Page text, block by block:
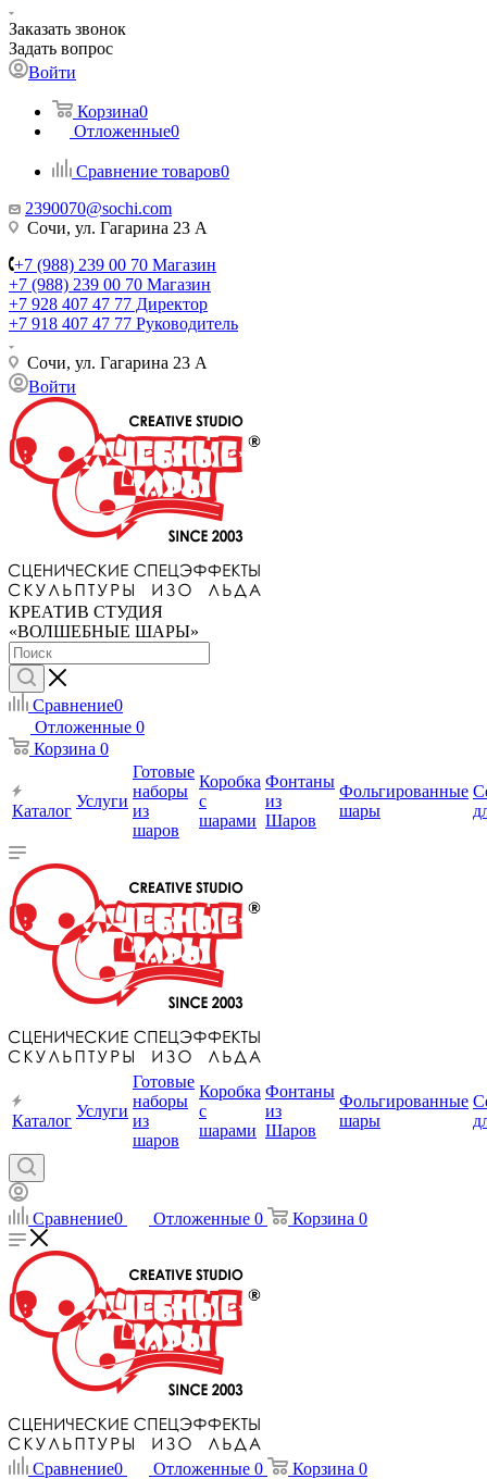
Заказать звонок
Задать вопрос
Войти
Корзина0
Отложенные0
Сравнение товаров0
2390070@sochi.com
Сочи, ул. Гагарина 23 А
+7 (988) 239 00 70 Магазин
+7 (988) 239 00 70 Магазин
+7 928 407 47 77 Директор
+7 918 407 47 77 Руководитель
Сочи, ул. Гагарина 23 А
Войти
КРЕАТИВ СТУДИЯ
«ВОЛШЕБНЫЕ ШАРЫ»
Сравнение0
Отложенные 0
Корзина 0
Каталог
Услуги
Готовые
наборы
из
шаров
Коробка
с
шарами
Фонтаны
из
Шаров
Фольгированные
шары
Каталог
Услуги
Готовые
наборы
из
шаров
Коробка
с
шарами
Фонтаны
из
Шаров
Фольгированные
шары
Сравнение0 Отложенные 0 Корзина 0
Сравнение0 Отложенные 0 Корзина 0